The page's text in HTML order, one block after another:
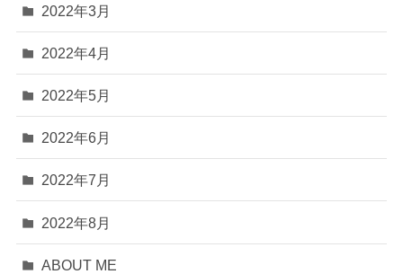
2022年3月
2022年4月
2022年5月
2022年6月
2022年7月
2022年8月
ABOUT ME